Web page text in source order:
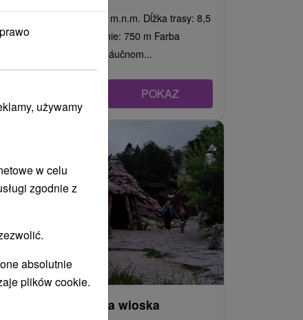
Nadmorská výška: 1 479 m.n.m. Dĺžka trasy: 8,5
km Trvanie: 5 h Prevýšenie: 750 m Farba
značky: Počas trasy po náučnom...
POKAZ
Habakkuki Bajkowa wioska
używamy
w celu
zgodnie z
absolutnie
plików cookie.